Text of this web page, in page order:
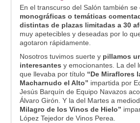
En el transcurso del Salón también se
monográficas o temáticas
distintas de plazas limitadas a 30
muy apetecibles y deseadas por lo
agotaron rápidamente.
Nosotros tuvimos suerte y pillamos
interesantes y emocionantes. La del
que llevaba por título “De Miraflores
Macharnudo el Alto” impartida por
Jesús Barquín de Equipo Navazos
Álvaro Girón. Y la del Martes a
Milagro de los Vinos de Hielo”
López Tejedor de Vinos Perea.